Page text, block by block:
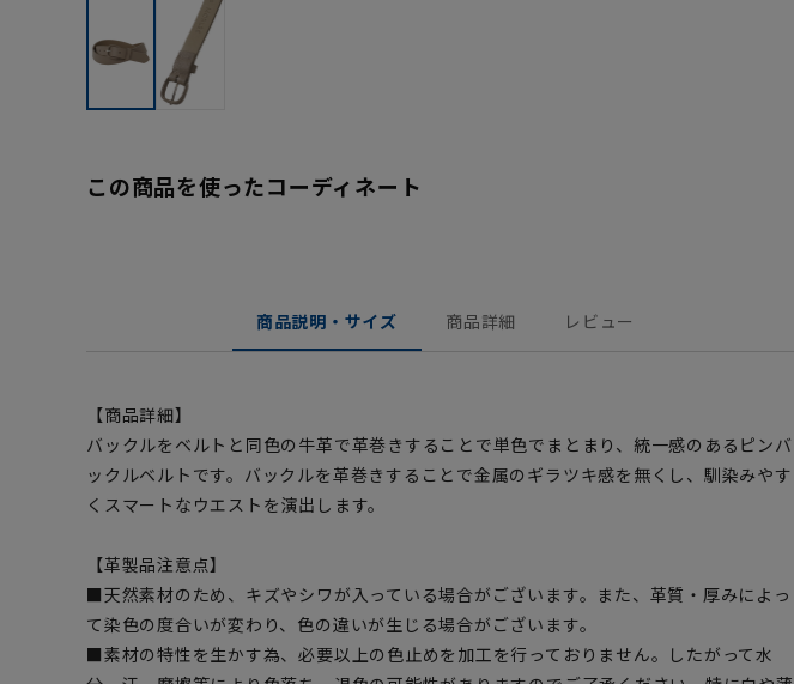
この商品を使ったコーディネート
商品説明・サイズ 商品詳細 レビュー
【商品詳細】
バックルをベルトと同色の牛革で革巻きすることで単色でまとまり、統一感のあるピンバ
ックルベルトです。バックルを革巻きすることで金属のギラツキ感を無くし、馴染みやす
くスマートなウエストを演出します。
【革製品注意点】
■天然素材のため、キズやシワが入っている場合がございます。また、革質・厚みによっ
て染色の度合いが変わり、色の違いが生じる場合がございます。
■素材の特性を生かす為、必要以上の色止めを加工を行っておりません。したがって水